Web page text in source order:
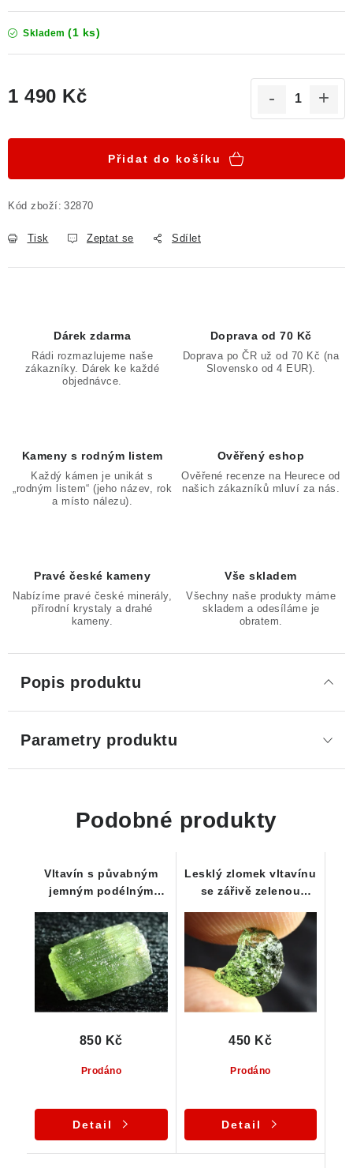
Skladem (1 ks)
1 490 Kč
Přidat do košíku
Kód zboží: 32870
Tisk Zeptat se Sdílet
Dárek zdarma
Rádi rozmazlujeme naše
zákazníky. Dárek ke každé
objednávce.
Doprava od 70 Kč
Doprava po ČR už od 70 Kč (na
Slovensko od 4 EUR).
Kameny s rodným listem
Každý kámen je unikát s
„rodným listem“ (jeho název, rok
a místo nálezu).
Ověřený eshop
Ověřené recenze na Heurece od
našich zákazníků mluví za nás.
Pravé české kameny
Nabízíme pravé české minerály,
přírodní krystaly a drahé
kameny.
Vše skladem
Všechny naše produkty máme
skladem a odesíláme je
obratem.
Popis produktu
Parametry produktu
Podobné produkty
Vltavín s půvabným
jemným podélným
Prodáno
850 Kč
Detail
Lesklý zlomek vltavínu
se zářivě zelenou
Prodáno
450 Kč
Detail